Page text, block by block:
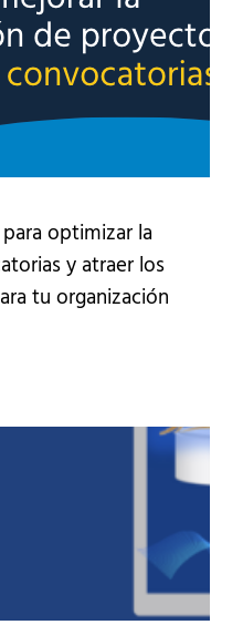
optimizar la
y atraer los
tu organización